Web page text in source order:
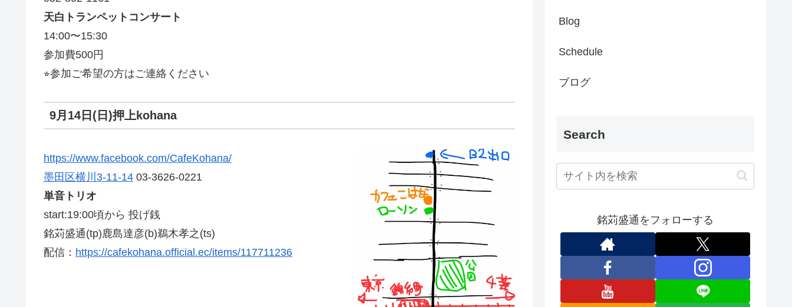
天白トランペットコンサート
14:00〜15:30
参加費500円
⭐︎参加ご希望の方はご連絡ください
9月14日(日)押上kohana
https://www.facebook.com/CafeKohana/
墨田区横川3-11-14 03-3626-0221
単音トリオ
start:19:00頃から 投げ銭
銘苅盛通(tp)鹿島達彦(b)鵜木孝之(ts)
配信： https://cafekohana.official.ec/items/117711236
Blog
Schedule
ブログ
Search
銘苅盛通をフォローする